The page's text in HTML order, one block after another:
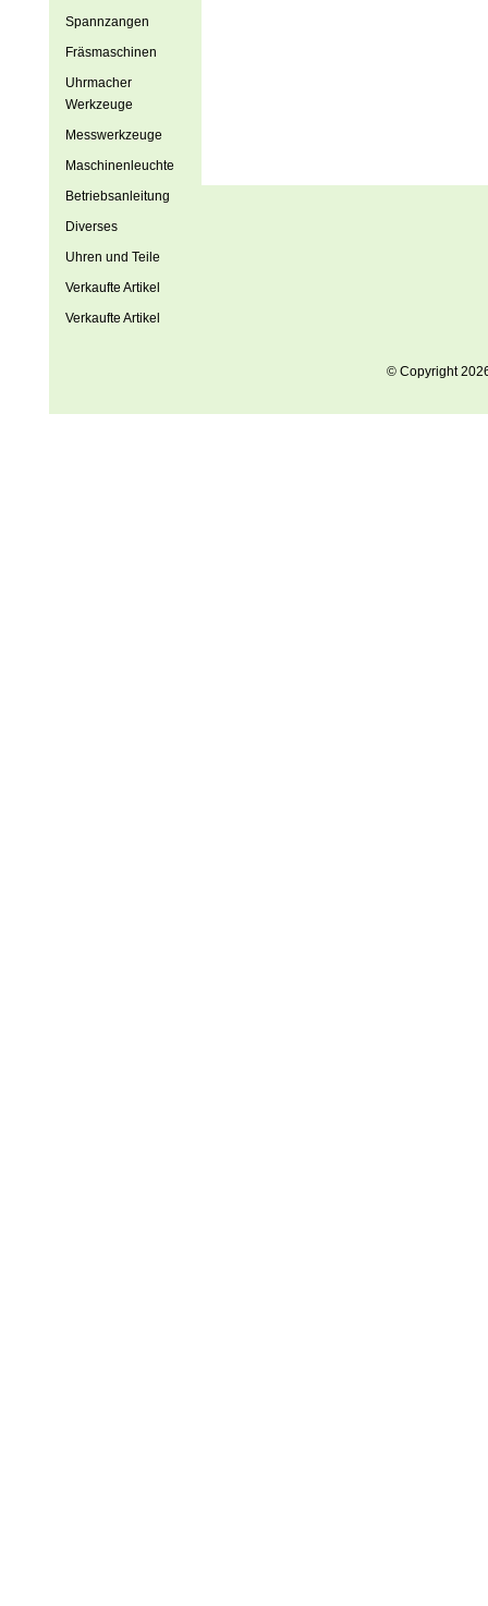
Spannzangen
Fräsmaschinen
Uhrmacher
Werkzeuge
Messwerkzeuge
Maschinenleuchte
Betriebsanleitung
Diverses
Uhren und Teile
Verkaufte Artikel
Verkaufte Artikel
© Copyright